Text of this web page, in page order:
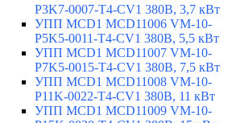
P3K7-0007-T4-CV1 380В, 3,7 кВт
УПП MCD1 MCD11006 VM-10-
P5K5-0011-T4-CV1 380В, 5,5 кВт
УПП MCD1 MCD11007 VM-10-
P7K5-0015-T4-CV1 380В, 7,5 кВт
УПП MCD1 MCD11008 VM-10-
P11K-0022-T4-CV1 380В, 11 кВт
УПП MCD1 MCD11009 VM-10-